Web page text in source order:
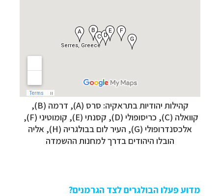
קהילות יהודיות בתראקיה: סרס (A), דרמה (B),
קוואלה (C),
כריסופולי (D), קסנתי (E),
קומוטיני (F),
אלכסנדרופולי (G), העיר לום בבולגריה (H), אליה
הובלו היהודים בדרך למחנות ההשמדה
מדוע פעלו הבולגרים לצד הגרמנים?